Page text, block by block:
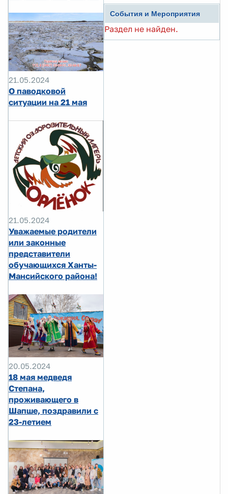
21.05.2024
О паводковой
ситуации на 21 мая
21.05.2024
Уважаемые родители
или законные
представители
обучающихся Ханты-
Мансийского района!
20.05.2024
18 мая медведя
Степана,
проживающего в
Шапше, поздравили с
23-летием
События и Мероприятия
Раздел не найден.